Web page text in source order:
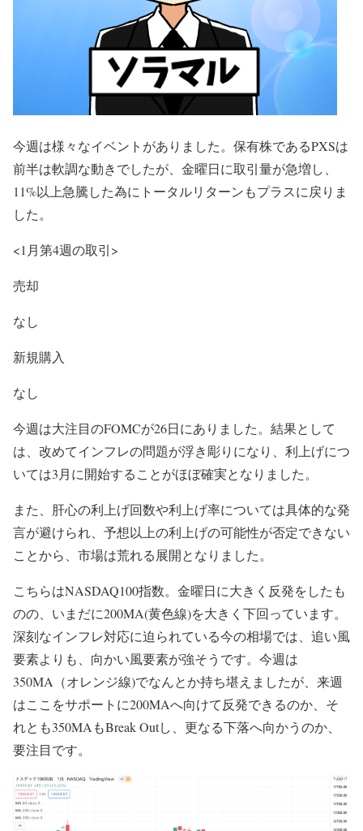
今週は様々なイベントがありました。保有株であるPXSは
前半は軟調な動きでしたが、金曜日に取引量が急増し、
11%以上急騰した為にトータルリターンもプラスに戻りま
した。
<1月第4週の取引>
売却
なし
新規購入
なし
今週は大注目のFOMCが26日にありました。結果として
は、改めてインフレの問題が浮き彫りになり、利上げにつ
いては3月に開始することがほぼ確実となりました。
また、肝心の利上げ回数や利上げ率については具体的な発
言が避けられ、予想以上の利上げの可能性が否定できない
ことから、市場は荒れる展開となりました。
こちらはNASDAQ100指数。金曜日に大きく反発をしたも
のの、いまだに200MA(黄色線)を大きく下回っています。
深刻なインフレ対応に迫られている今の相場では、追い風
要素よりも、向かい風要素が強そうです。今週は
350MA（オレンジ線)でなんとか持ち堪えましたが、来週
はここをサポートに200MAへ向けて反発できるのか、そ
れとも350MAもBreak Outし、更なる下落へ向かうのか、
要注目です。